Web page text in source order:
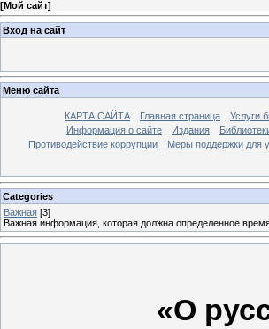
[Мой сайт]
Вход на сайт
Меню сайта
КАРТА САЙТА Главная страница Услуги
Информация о сайте
Издания
Противодействие коррупции
Меры поддержки для
Categories
Важная [3]
Важная информация, которая должна определенное
«О